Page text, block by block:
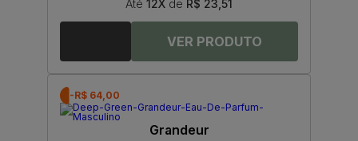
Até 12X de R$ 23,51
-R$ 64,00
Grandeur